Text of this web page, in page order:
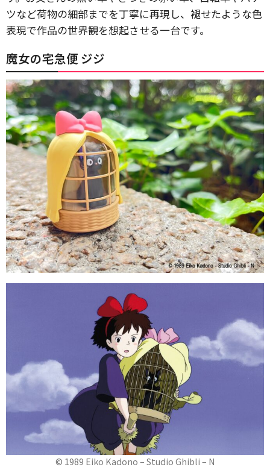
ツなど荷物の細部までを丁寧に再現し、褪せたような色
表現で作品の世界観を想起させる一台です。
魔女の宅急便 ジジ
© 1989 Eiko Kadono – Studio Ghibli – N